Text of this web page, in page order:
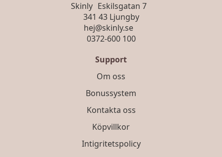
Skinly Eskilsgatan 7
341 43 Ljungby
hej@skinly.se
0372-600 100
Support
Om oss
Bonussystem
Kontakta oss
Köpvillkor
Intigritetspolicy